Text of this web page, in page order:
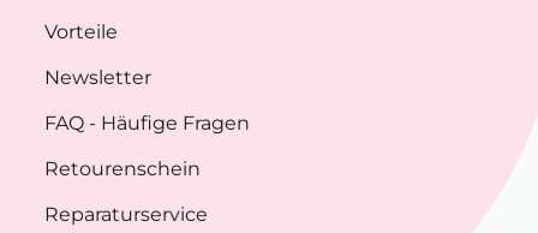
Vorteile
Newsletter
FAQ - Häufige Fragen
Retourenschein
Reparaturservice